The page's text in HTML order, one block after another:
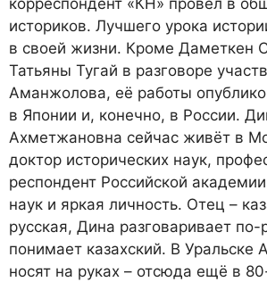
корреспондент «КН» провёл в
историков. Лучшего урока
в своей жизни. Кроме Даметкен
Татьяны Тугай в разговоре
Аманжолова, её работы
в Японии и, конечно, в России.
Ахметжановна сейчас живёт в
доктор исторических наук,
респон­дент Российской
наук и яркая личность. Отец –
русская, Дина разговаривает по-
понимает казахский. В Уральске
носят на руках – отсюда ещё в